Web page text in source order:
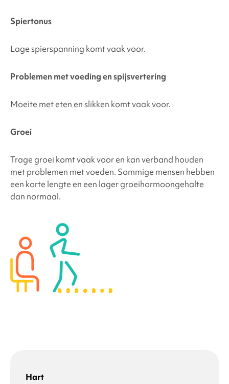
Spiertonus
Lage spierspanning komt vaak voor.
Problemen met voeding en spijsvertering
Moeite met eten en slikken komt vaak voor.
Groei
Trage groei komt vaak voor en kan verband houden
met problemen met voeden. Sommige mensen hebben
een korte lengte en een lager groeihormoongehalte
dan normaal.
Hart